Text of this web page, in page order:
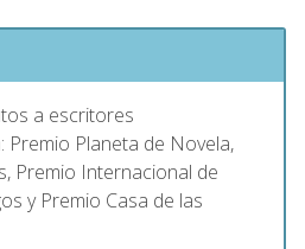
a escritores
Premio Planeta de Novela,
Premio Internacional de
y Premio Casa de las